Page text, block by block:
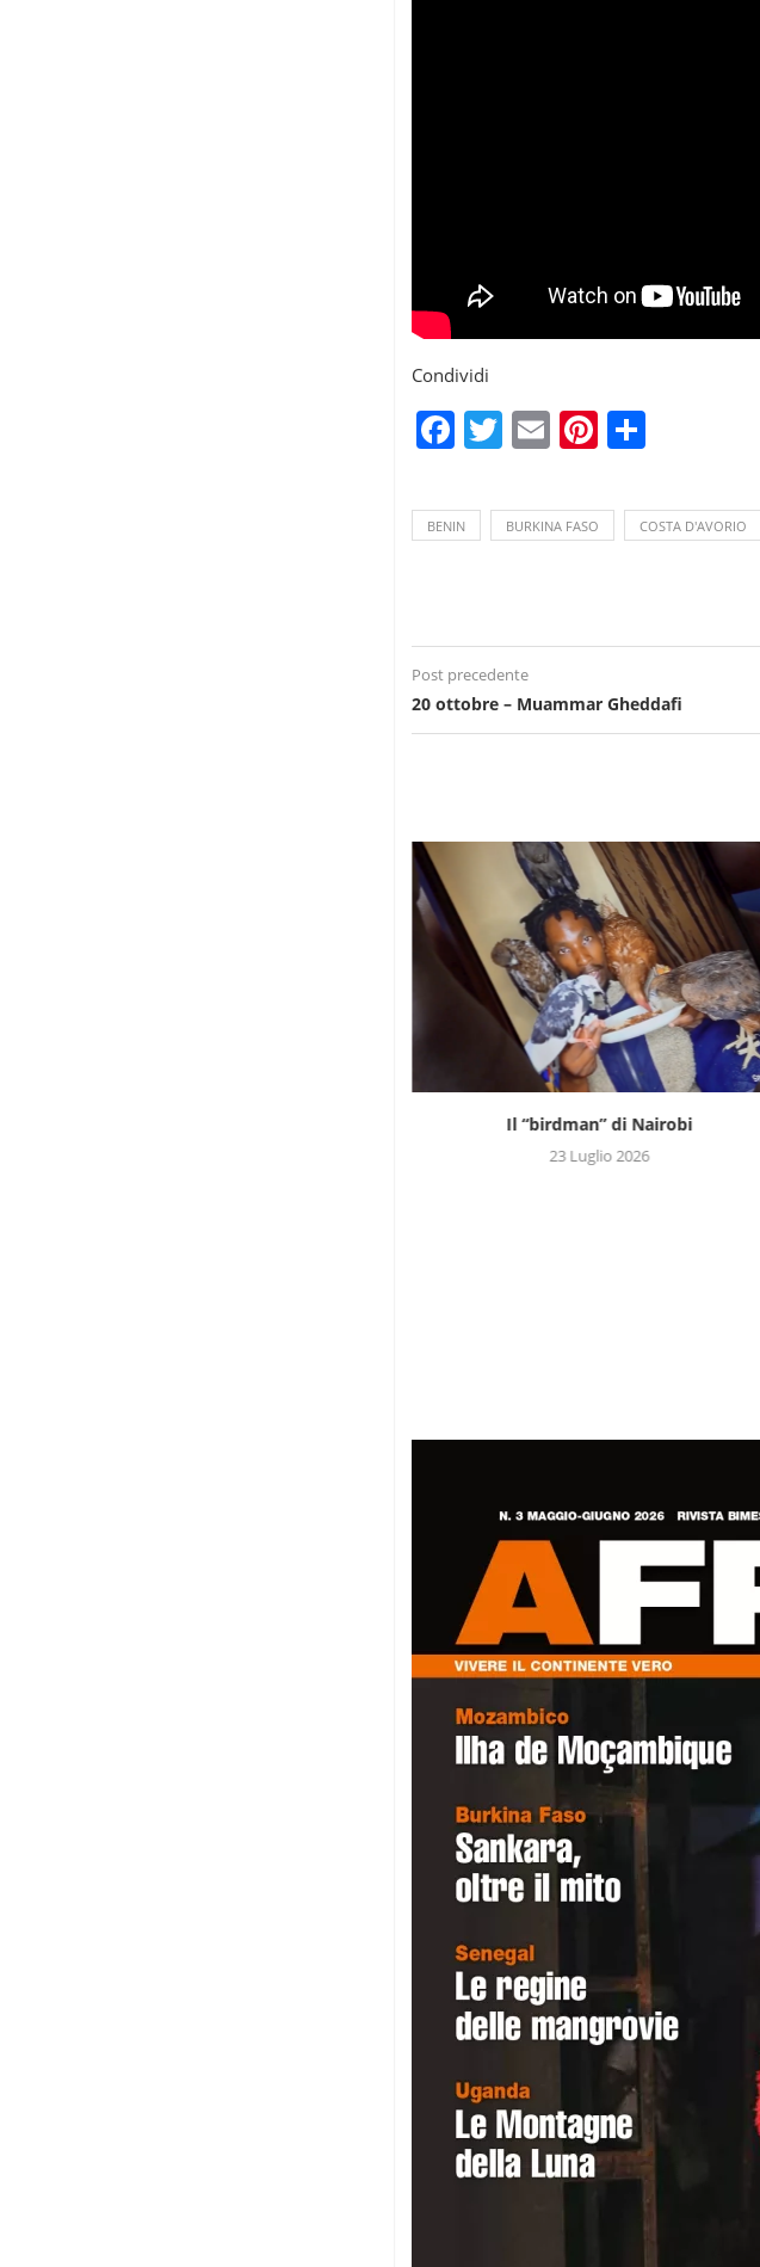
Condividi
Facebook
Twitter
EmailPinterest
BENIN BURKINA FASO COSTA D'AVORIO
Post precedente
20 ottobre – Muammar Gheddafi
Il “birdman” di Nairobi
23 Luglio 2026